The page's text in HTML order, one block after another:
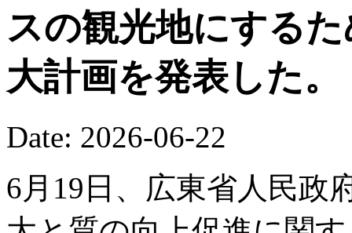
スの観光地にする
大計画を発表した。
Date: 2026-06-22
6月19日、広東省人民政